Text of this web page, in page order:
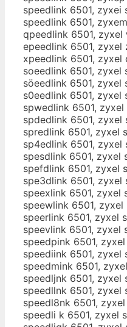
speedlink 6501, zyxei
speedlink 6501,
qpeedlink 6501, zyxel
epeedlink 6501, zyxel
xpeedlink 6501, zyxel
soeedlink 6501, zyxel
söeedlink 6501, zyxel
s0eedlink 6501, zyxel
spwedlink 6501,
spdedlink 6501, zyxel
spredlink 6501, zyxel
sp4edlink 6501, zyxel
spesdlink 6501, zyxel
spefdlink 6501, zyxel
spe3dlink 6501, zyxel
speexlink 6501, zyxel
speewlink 6501,
speerlink 6501, zyxel
speevlink 6501, zyxel
speedpink 6501,
speediink 6501, zyxel
speedmink 6501,
speedljnk 6501, zyxel
speedllnk 6501, zyxel
speedl8nk 6501,
speedli k 6501, zyxel